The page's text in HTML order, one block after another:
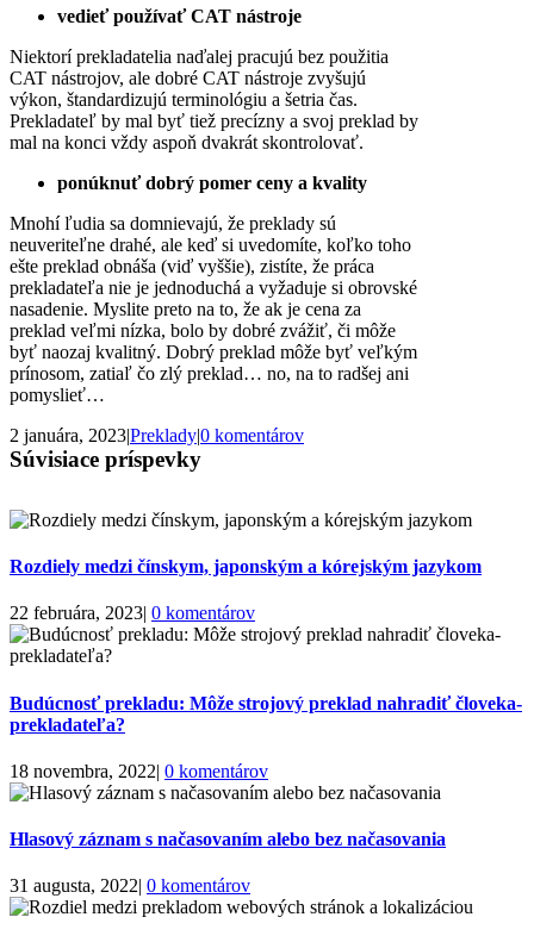
vedieť používať CAT nástroje
Niektorí prekladatelia naďalej pracujú bez použitia
CAT nástrojov, ale dobré CAT nástroje zvyšujú
výkon, štandardizujú terminológiu a šetria čas.
Prekladateľ by mal byť tiež precízny a svoj preklad by
mal na konci vždy aspoň dvakrát skontrolovať.
ponúknuť dobrý pomer ceny a kvality
Mnohí ľudia sa domnievajú, že preklady sú
neuveriteľne drahé, ale keď si uvedomíte, koľko toho
ešte preklad obnáša (viď vyššie), zistíte, že práca
prekladateľa nie je jednoduchá a vyžaduje si obrovské
nasadenie. Myslite preto na to, že ak je cena za
preklad veľmi nízka, bolo by dobré zvážiť, či môže
byť naozaj kvalitný. Dobrý preklad môže byť veľkým
prínosom, zatiaľ čo zlý preklad… no, na to radšej ani
pomyslieť…
2 januára, 2023|Preklady|0 komentárov
Súvisiace príspevky
Rozdiely medzi čínskym, japonským a kórejským jazykom
22 februára, 2023| 0 komentárov
Budúcnosť prekladu: Môže strojový preklad nahradiť človeka-
prekladateľa?
18 novembra, 2022| 0 komentárov
Hlasový záznam s načasovaním alebo bez načasovania
31 augusta, 2022| 0 komentárov